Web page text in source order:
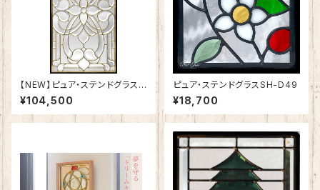
【NEW】ピュア・ステンドグラスS
H-A50
¥104,500
ピュア・ステンドグラスSH-D49
¥18,700